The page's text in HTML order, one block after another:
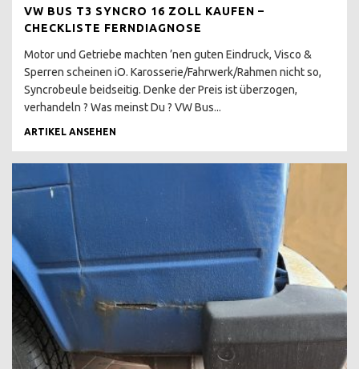
B SÄULE RESTAURIEREN
T3 LACKIERUNG
T3 KONSERVIEREN MIT
MIKE SANDERS
ABZOCKE T3
H KENNZEICHEN T3
VERBESSERUNGEN
T3 1.9 TD, TDI
MOTORUMBAU
T3 BENZINER 2E ODER
ABK MOTOR
BOXER WBX RUCKELT
VW BUS T3 SYNCRO 16 ZOLL KAUFEN –
CHECKLISTE FERNDIAGNOSE
Motor und Getriebe machten ’nen guten Eindruck, Visco &
Sperren scheinen iO. Karosserie/Fahrwerk/Rahmen nicht so,
Syncrobeule beidseitig. Denke der Preis ist überzogen,
verhandeln ? Was meinst Du ? VW Bus...
ARTIKEL ANSEHEN